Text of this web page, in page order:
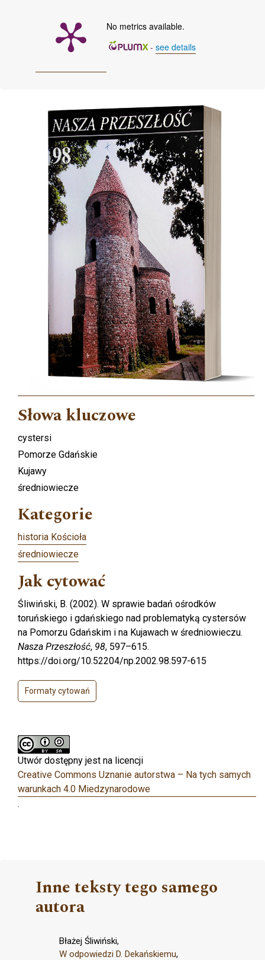
No metrics available.
- see details
Słowa kluczowe
cystersi
Pomorze Gdańskie
Kujawy
średniowiecze
Kategorie
historia Kościoła
średniowiecze
Jak cytować
Śliwiński, B. (2002). W sprawie badań ośrodków
toruńskiego i gdańskiego nad problematyką cystersów
na Pomorzu Gdańskim i na Kujawach w średniowieczu.
Nasza Przeszłość, 98, 597–615.
https://doi.org/10.52204/np.2002.98.597-615
Formaty cytowań
Utwór dostępny jest na licencji
Creative Commons Uznanie autorstwa – Na tych samych
warunkach 4.0 Miedzynarodowe
.
Inne teksty tego samego
autora
Błażej Śliwiński,
W odpowiedzi D. Dekańskiemu,